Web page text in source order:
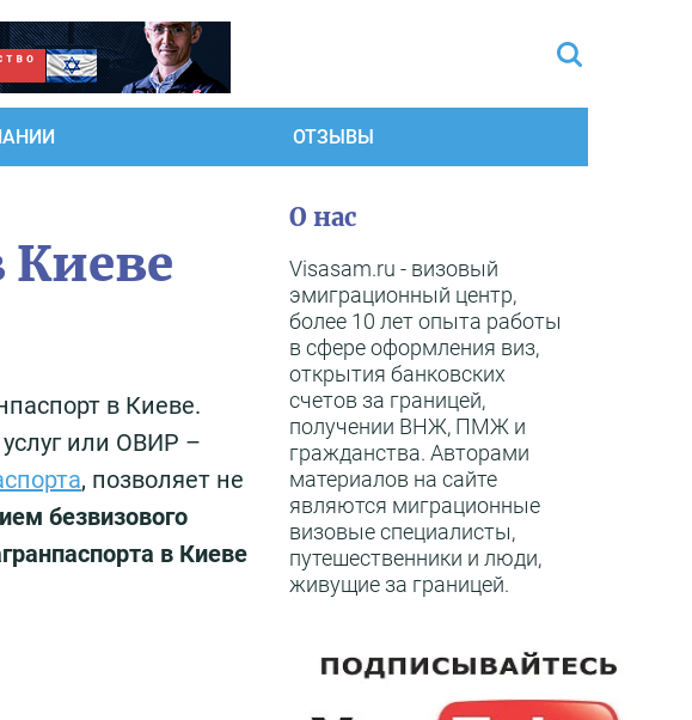
ОТЗЫВЫ
Киеве
в Киеве.
или ОВИР –
, позволяет не
безвизового
в Киеве
О нас
Visasam.ru - визовый
эмиграционный центр,
более 10 лет опыта работы
в сфере оформления виз,
открытия банковских
счетов за границей,
получении ВНЖ, ПМЖ и
гражданства. Авторами
материалов на сайте
являются миграционные
визовые специалисты,
путешественники и люди,
живущие за границей.